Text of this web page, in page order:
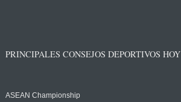
PRINCIPALES CONSEJOS DEPORTIVOS HOY
ASEAN Championship